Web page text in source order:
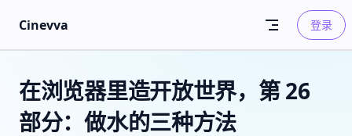
Skip to content
Cinevva 登录
在浏览器里造开放世界，第 26
部分：做水的三种方法